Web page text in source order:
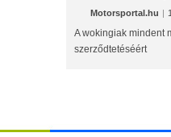
Motorsportal.hu |
A wokingiak mindent
szerződtetéséért